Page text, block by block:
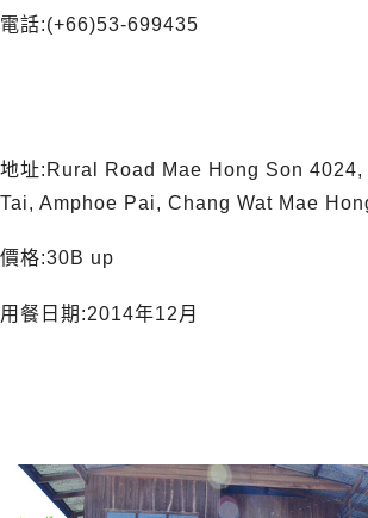
電話:(+66)53-699435
地址:Rural Road Mae Hong Son 4024,
Tai, Amphoe Pai, Chang Wat Mae
價格:30B up
用餐日期:2014年12月